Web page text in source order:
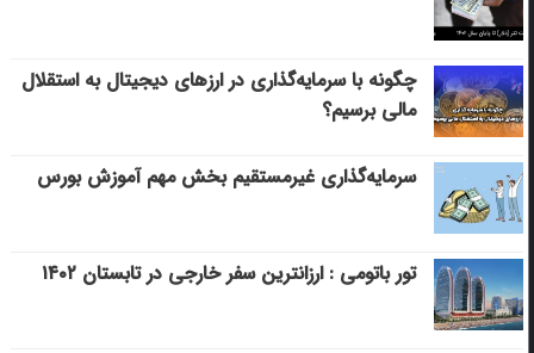
چگونه با سرمایه‌گذاری در ارزهای دیجیتال به استقلال
مالی برسیم؟
سرمایه‌گذاری غیرمستقیم بخش مهم آموزش بورس
تور باتومی : ارزانترین سفر خارجی در تابستان ۱۴۰۲